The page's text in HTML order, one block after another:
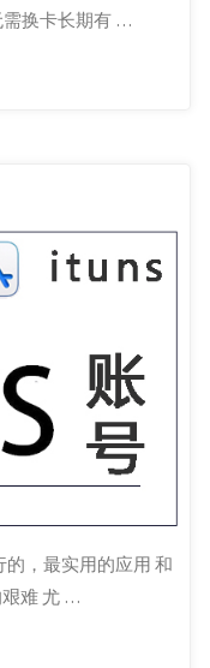
需换卡长期有 …
，最实用的应用 和
难 尤 …